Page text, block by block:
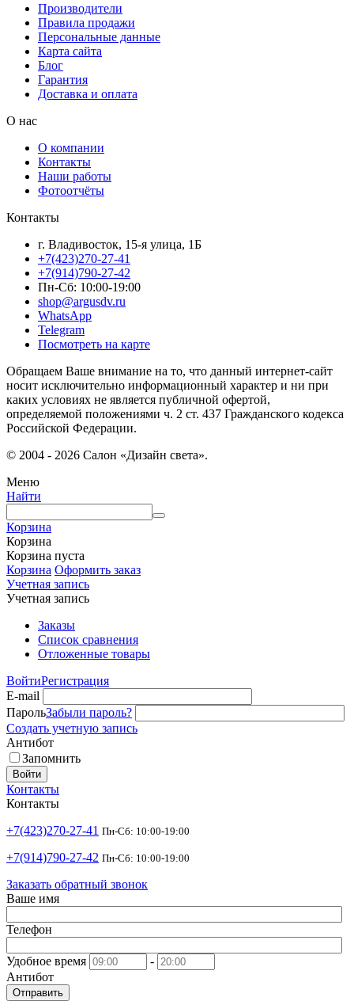
Производители
Правила продажи
Персональные данные
Карта сайта
Блог
Гарантия
Доставка и оплата
О нас
О компании
Контакты
Наши работы
Фотоотчёты
Контакты
г. Владивосток, 15-я улица, 1Б
+7(423)270-27-41
+7(914)790-27-42
Пн-Сб: 10:00-19:00
shop@argusdv.ru
WhatsApp
Telegram
Посмотреть на карте
Обращаем Ваше внимание на то, что данный интернет-сайт
носит исключительно информационный характер и ни при
каких условиях не является публичной офертой,
определяемой положениями ч. 2 ст. 437 Гражданского кодекса
Российской Федерации.
© 2004 - 2026 Салон «Дизайн света».
Меню
Найти
Корзина
Корзина
Корзина пуста
Корзина Оформить заказ
Учетная запись
Учетная запись
Заказы
Список сравнения
Отложенные товары
ВойтиРегистрация
E-mail
ПарольЗабыли пароль?
Создать учетную запись
Антибот
Запомнить
Войти
Контакты
Контакты
+7(423)270-27-41 Пн-Сб: 10:00-19:00
+7(914)790-27-42 Пн-Сб: 10:00-19:00
Заказать обратный звонок
Ваше имя
Телефон
Удобное время
-
Антибот
Отправить